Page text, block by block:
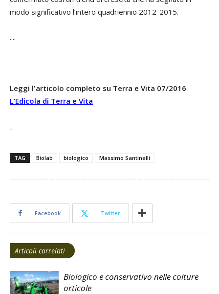
modo significativo l’intero quadriennio 2012-2015.
....
Leggi l'articolo completo su Terra e Vita 07/2016
L’Edicola di Terra e Vita
TAG Biolab biologico Massimo Santinelli
Facebook Twitter
Articoli correlati
Biologico e conservativo nelle colture
orticole